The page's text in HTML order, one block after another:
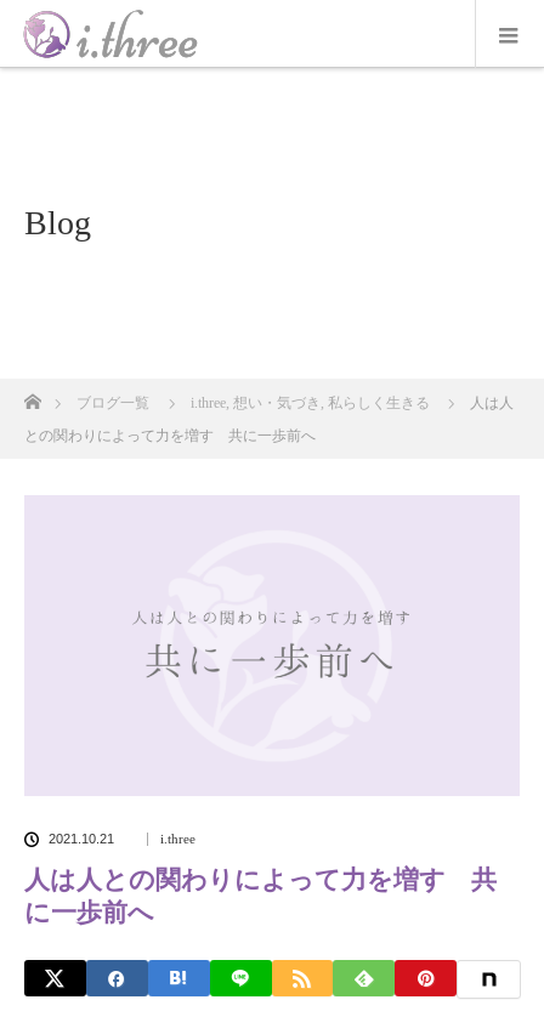
Blog
ホームブログ一覧 i.three, 想い・気づき , 私らしく生きる
人は人
との関わりによって力を増す 共に一歩前へ
2021.10.21 i.three
人は人との関わりによって力を増す 共
に一歩前へ